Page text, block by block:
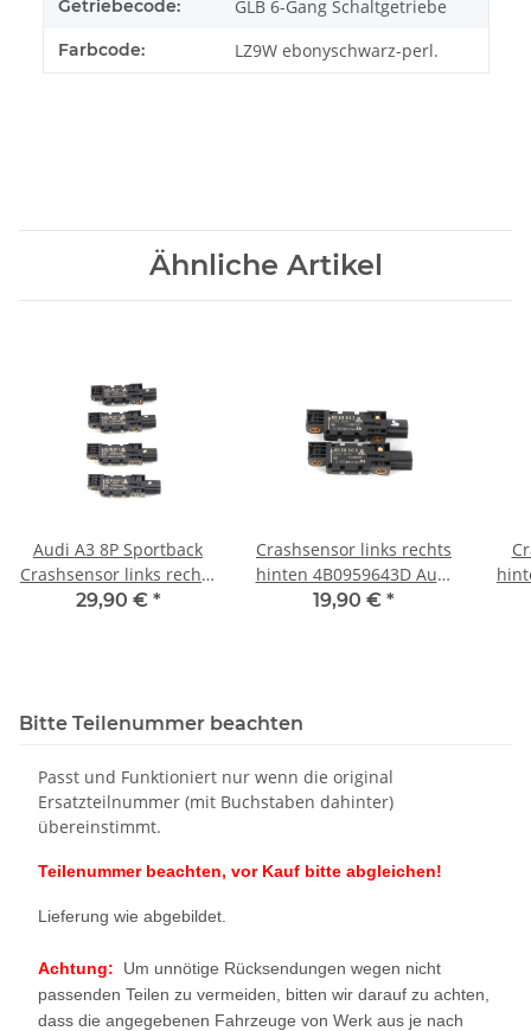
Getriebecode: GLB 6-Gang Schaltgetriebe
Farbcode: LZ9W ebonyschwarz-perl.
Ähnliche Artikel
Audi A3 8P Sportback
Crashsensor links rechts
hinten 4 Stück
29,90 € *
Crashsensor links rechts
hinten 4B0959643D Audi
A3 8P Sportback 2 Stück
19,90 € *
Bitte Teilenummer beachten
Passt und Funktioniert nur wenn die original
Ersatzteilnummer (mit Buchstaben dahinter)
übereinstimmt.
Teilenummer beachten, vor Kauf bitte abgleichen!
Lieferung wie abgebildet.
Achtung: Um unnötige Rücksendungen wegen nicht
passenden Teilen zu vermeiden, bitten wir darauf zu achten,
dass die angegebenen Fahrzeuge von Werk aus je nach